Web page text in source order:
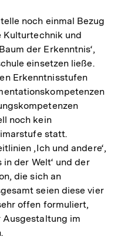
noch einmal Bezug
Kulturtechnik und
der Erkenntnis‘,
einsetzen ließe.
Erkenntnisstufen
noch kein
statt.
‚Ich und andere‘,
in der Welt‘ und der
die sich an
seien diese vier
offen formuliert,
Ausgestaltung im